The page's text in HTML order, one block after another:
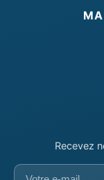
Recevez
Votre